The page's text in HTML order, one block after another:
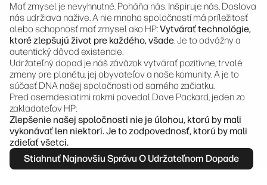
Mať zmysel je nevyhnutné. Poháňa nás. Inšpiruje nás. Doslova
nás udržiava nažive. A nie mnoho spoločností má príležitosť
alebo schopnosť mať zmysel ako HP:Vytvárať technológie,
ktoré zlepšujú život pre každého, všade. Je to odvážny a
autentický dôvod existencie.
Udržateľný dopad je náš záväzok vytvárať pozitívne, trvalé
zmeny pre planétu, jej obyvateľov a naše komunity. A je to
súčasť DNA našej spoločnosti od samého začiatku.
Pred osemdesiatimi rokmi povedal Dave Packard, jeden zo
zakladateľov HP:
Zlepšenie našej spoločnosti nie je úlohou, ktorú by mali
vykonávať len niektorí. Je to zodpovednosť, ktorú by mali
zdieľať všetci.
Stiahnuť Najnovšiu Správu O Udržateľnom Dopade